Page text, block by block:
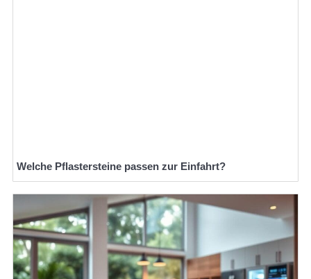
Welche Pflastersteine passen zur Einfahrt?